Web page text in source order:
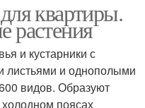
квартиры.
растения
и кустарники с
листьями и однополыми
видов. Образуют
поясах